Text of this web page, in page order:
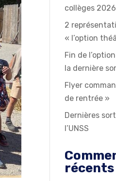
collèges 2026
2
« l’option
Fin de
la dernière
Flyer
de rentrée »
Dernières
l’UNSS
récents